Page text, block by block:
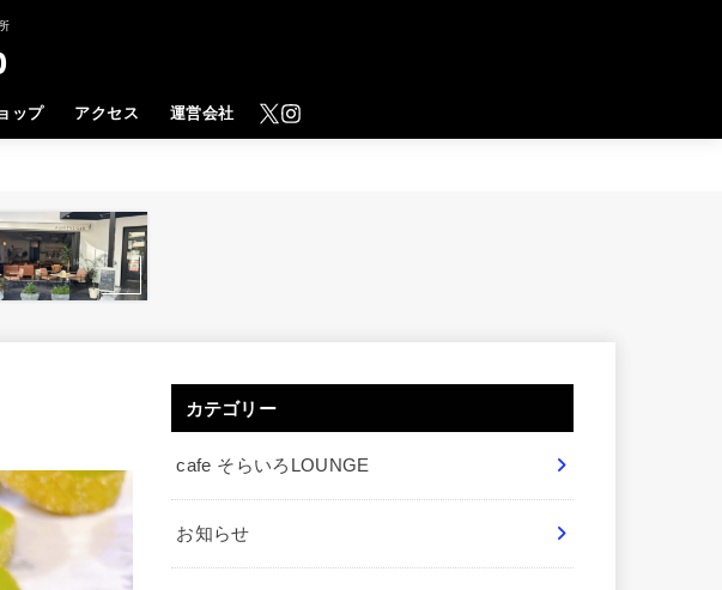
ップ アクセス 運営会社
カテゴリー
cafe そらいろLOUNGE
お知らせ